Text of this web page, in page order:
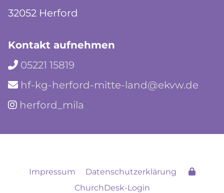
32052 Herford
Kontakt aufnehmen
 05221 15819
 hf-kg-herford-mitte-land@ekvw.de
 herford_mila
Impressum
Datenschutzerklärung
ChurchDesk-Login